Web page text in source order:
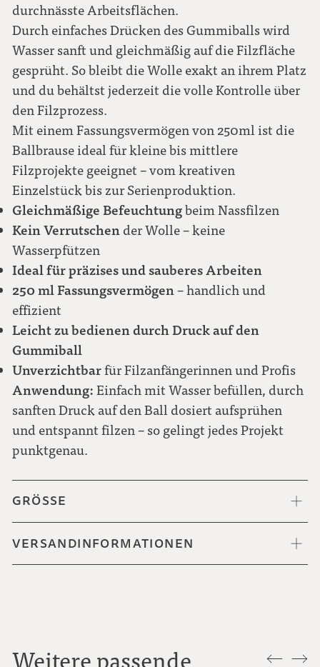
durchnässte Arbeitsflächen.
Durch einfaches Drücken des Gummiballs wird
Wasser sanft und gleichmäßig auf die Filzfläche
gesprüht. So bleibt die Wolle exakt an ihrem Platz
und du behältst jederzeit die volle Kontrolle über
den Filzprozess.
Mit einem Fassungsvermögen von 250ml ist die
Ballbrause ideal für kleine bis mittlere
Filzprojekte geeignet – vom kreativen
Einzelstück bis zur Serienproduktion.
Gleichmäßige Befeuchtungbeim Nassfilzen
Kein Verrutschen der Wolle – keine
Wasserpfützen
Ideal für präzises und sauberes Arbeiten
250 ml Fassungsvermögen– handlich und
effizient
Leicht zu bedienen durch Druck auf den
Gummiball
Unverzichtbarfür Filzanfängerinnen und Profis
Anwendung: Einfach mit Wasser befüllen, durch
sanften Druck auf den Ball dosiert aufsprühen
und entspannt filzen – so gelingt jedes Projekt
punktgenau.
GRÖSSE
VERSANDINFORMATIONEN
Weitere passende